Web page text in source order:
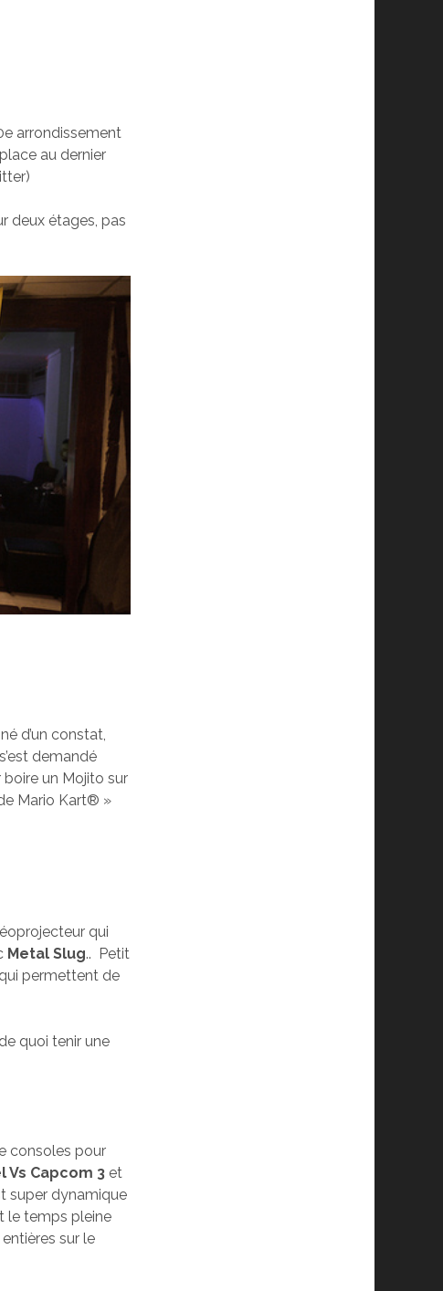
arrondissement
au dernier
deux étages, pas
d’un constat,
demandé
un Mojito sur
Mario Kart® »
qui
Metal Slug.. Petit
permettent de
quoi tenir une
consoles pour
Vs Capcom 3 et
super dynamique
le temps pleine
sur le